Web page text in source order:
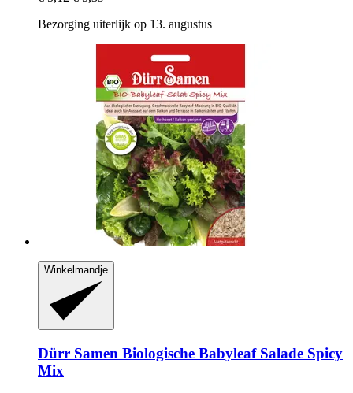
Bezorging uiterlijk op 13. augustus
Winkelmandje
Dürr Samen Biologische Babyleaf Salade Spicy
Mix